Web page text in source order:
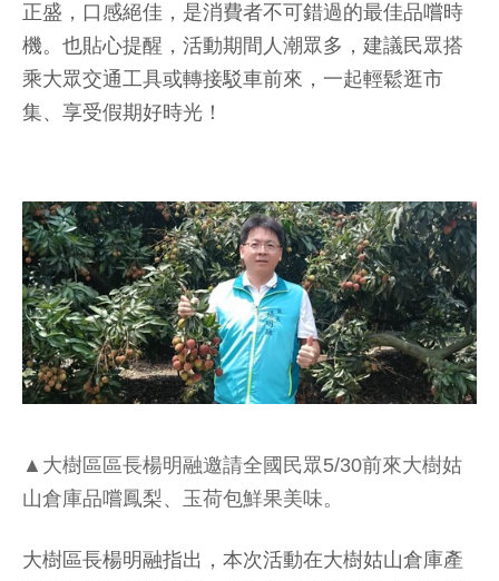
正盛，口感絕佳，是消費者不可錯過的最佳品嚐時
機。也貼心提醒，活動期間人潮眾多，建議民眾搭
乘大眾交通工具或轉接駁車前來，一起輕鬆逛市
集、享受假期好時光！
▲大樹區區長楊明融邀請全國民眾5/30前來大樹姑
山倉庫品嚐鳳梨、玉荷包鮮果美味。
大樹區長楊明融指出，本次活動在大樹姑山倉庫產